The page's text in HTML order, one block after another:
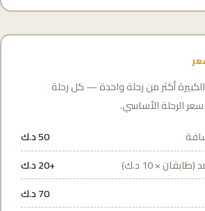
أكثر من رحلة واحدة — كل رحلة
الرحلة الأساسي.
50 د.ك
× 10 د.ك)
+20 د.ك
70 د.ك